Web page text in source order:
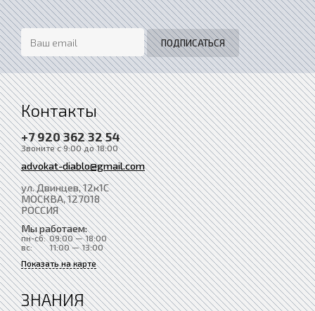
Контакты
+7 920 362 32 54
Звоните с 9:00 до 18:00
advokat-diablo@gmail.com
ул. Двинцев, 12к1С
МОСКВА, 127018
РОССИЯ
Мы работаем:
пн-сб: 09:00 — 18:00
вс:
11:00 — 13:00
Показать на карте
ЗНАНИЯ